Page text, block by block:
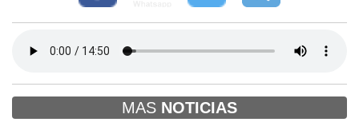
MAS NOTICIAS